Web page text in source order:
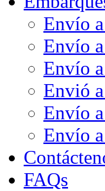
Envío
Envío
Envío
Envió
Envío
Envío
FAQs